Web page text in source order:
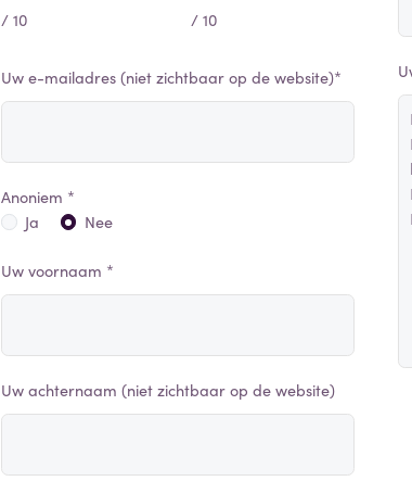
/ 10 / 10
Uw e-mailadres (niet zichtbaar op de website)*
Anoniem *
Ja
Nee
Uw voornaam *
Uw achternaam (niet zichtbaar op de website)